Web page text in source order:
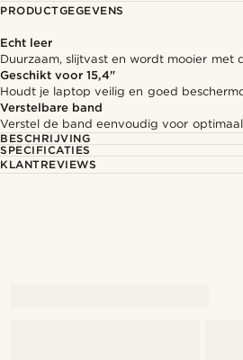
PRODUCTGEGEVENS
Echt leer
Duurzaam, slijtvast en wordt mooier met
Geschikt voor 15,4"
Houdt je laptop veilig en goed
Verstelbare band
Verstel de band eenvoudig voor
BESCHRIJVING
SPECIFICATIES
KLANTREVIEWS